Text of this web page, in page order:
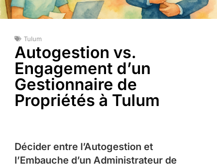
Tulum
Autogestion vs.
Engagement d’un
Gestionnaire de
Propriétés à Tulum
Décider entre l’Autogestion et
l’Embauche d’un Administrateur de